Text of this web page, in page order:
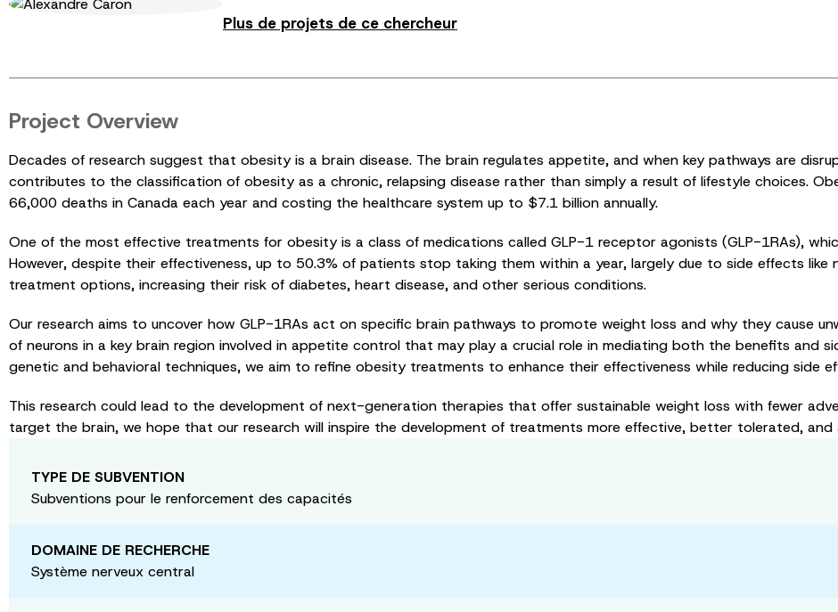
Plus de projets de ce chercheur
Project Overview
Decades of research suggest that obesity is a brain disease. The brain regulates appetite, and when key pathways are
contributes to the classification of obesity as a chronic, relapsing disease rather than simply a result of lifestyle choices.
66,000 deaths in Canada each year and costing the healthcare system up to $7.1 billion annually.
One of the most effective treatments for obesity is a class of medications called GLP-1 receptor agonists (GLP-1RAs),
However, despite their effectiveness, up to 50.3% of patients stop taking them within a year, largely due to side effects like
treatment options, increasing their risk of diabetes, heart disease, and other serious conditions.
Our research aims to uncover how GLP-1RAs act on specific brain pathways to promote weight loss and why they cause
of neurons in a key brain region involved in appetite control that may play a crucial role in mediating both the benefits and
genetic and behavioral techniques, we aim to refine obesity treatments to enhance their effectiveness while reducing side
This research could lead to the development of next-generation therapies that offer sustainable weight loss with fewer
target the brain, we hope that our research will inspire the development of treatments more effective, better tolerated,
TYPE DE SUBVENTION
Subventions pour le renforcement des capacités
DOMAINE DE RECHERCHE
Système nerveux central